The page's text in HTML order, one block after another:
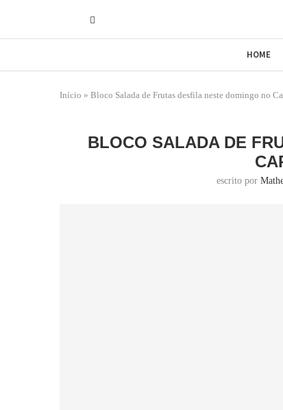
HOME
Início » Bloco Salada de Frutas desfila neste domingo no
BLOCO SALADA DE
escrito por